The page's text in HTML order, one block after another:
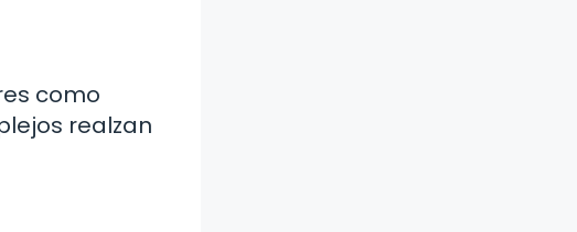
como
realzan